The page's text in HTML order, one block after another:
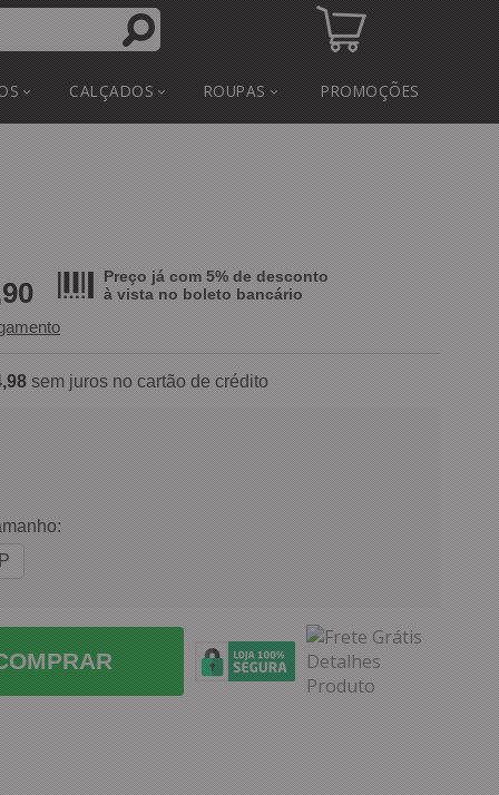
CALÇADOS ROUPAS PROMOÇÕES
Preço já com 5% de desconto
à vista noboleto bancário
sem juros no cartão de crédito